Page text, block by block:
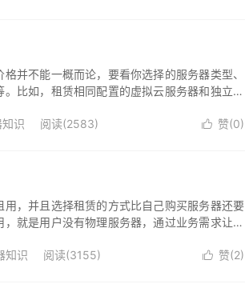
并不能一概而论，要看你选择的服务器类型、
比如，租赁相同配置的虚拟云服务器和独立服
识 阅读(2583)  赞(0)
，并且选择租赁的方式比自己购买服务器还要
就是用户没有物理服务器，通过业务需求让服
知识 阅读(3155)  赞(2)